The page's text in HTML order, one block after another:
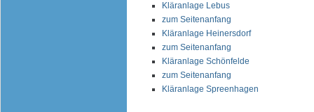
Kläranlage Lebus
zum Seitenanfang
Kläranlage Heinersdorf
zum Seitenanfang
Kläranlage Schönfelde
zum Seitenanfang
Kläranlage Spreenhagen